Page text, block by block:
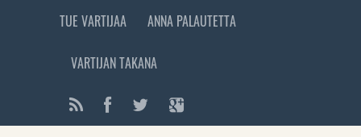
TUE VARTIJAA ANNA PALAUTETTA
VARTIJAN TAKANA